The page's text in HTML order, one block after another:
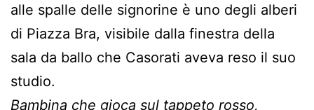
alle spalle delle signorine è uno degli alberi
di Piazza Bra, visibile dalla finestra della
sala da ballo che Casorati aveva reso il suo
studio.
Bambina che gioca sul tappeto rosso,